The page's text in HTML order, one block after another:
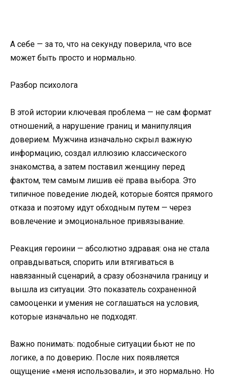
А себе — за то, что на секунду поверила, что все
может быть просто и нормально.
Разбор психолога
В этой истории ключевая проблема — не сам формат
отношений, а нарушение границ и манипуляция
доверием. Мужчина изначально скрыл важную
информацию, создал иллюзию классического
знакомства, а затем поставил женщину перед
фактом, тем самым лишив её права выбора. Это
типичное поведение людей, которые боятся прямого
отказа и поэтому идут обходным путем — через
вовлечение и эмоциональное привязывание.
Реакция героини — абсолютно здравая: она не стала
оправдываться, спорить или втягиваться в
навязанный сценарий, а сразу обозначила границу и
вышла из ситуации. Это показатель сохраненной
самооценки и умения не соглашаться на условия,
которые изначально не подходят.
Важно понимать: подобные ситуации бьют не по
логике, а по доверию. После них появляется
ощущение «меня использовали», и это нормально. Но